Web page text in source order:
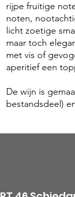
rijpe fruitige
noten,
licht zoetige
maar toch
met vis of
aperitief een
De wijn is
bestandsdeel)